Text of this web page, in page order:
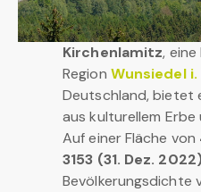
Kirchenlamitz,
Region Wunsiedel
Deutschland, bietet
aus kulturellem
Auf einer Fläche von
3153 (31. Dez.
Bevölkerungsdichte